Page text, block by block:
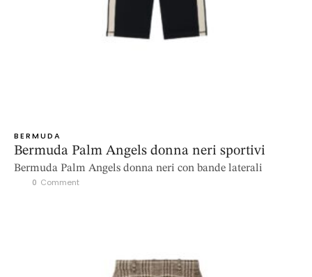
BERMUDA
Bermuda Palm Angels donna neri sportivi
Bermuda Palm Angels donna neri con bande laterali
0 Comment